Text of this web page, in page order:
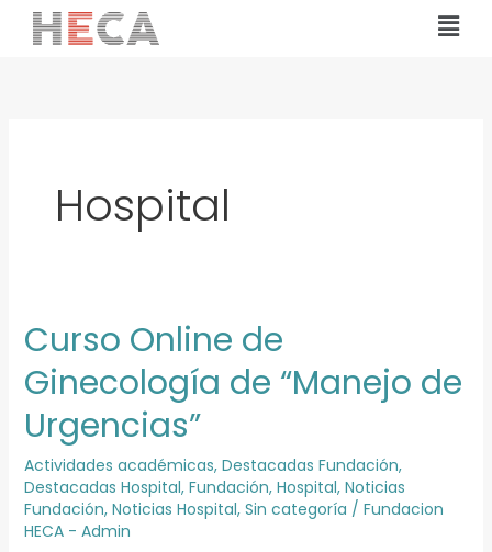
Hospital
Curso Online de
Ginecología de “Manejo de
Urgencias”
Actividades académicas, Destacadas Fundación,
Destacadas Hospital, Fundación, Hospital, Noticias
Fundación, Noticias Hospital, Sin categoría / Fundacion
HECA - Admin
Curso
de
Ginecología
“Manejo
de
Urgencias”